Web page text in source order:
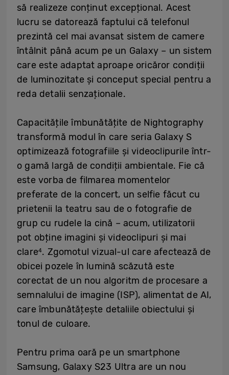
să realizeze conținut excepțional. Acest
lucru se datorează faptului că telefonul
prezintă cel mai avansat sistem de camere
întâlnit până acum pe un Galaxy – un sistem
care este adaptat aproape oricăror condiții
de luminozitate și conceput special pentru a
reda detalii senzaționale.
Capacitățile îmbunătățite de Nightography
transformă modul în care seria Galaxy S
optimizează fotografiile și videoclipurile într-
o gamă largă de condiții ambientale. Fie că
este vorba de filmarea momentelor
preferate de la concert, un selfie făcut cu
prietenii la teatru sau de o fotografie de
grup cu rudele la cină – acum, utilizatorii
pot obține imagini și videoclipuri și mai
clare4. Zgomotul vizual-ul care afectează de
obicei pozele în lumină scăzută este
corectat de un nou algoritm de procesare a
semnalului de imagine (ISP), alimentat de AI,
care îmbunătățește detaliile obiectului și
tonul de culoare.
Pentru prima oară pe un smartphone
Samsung, Galaxy S23 Ultra are un nou